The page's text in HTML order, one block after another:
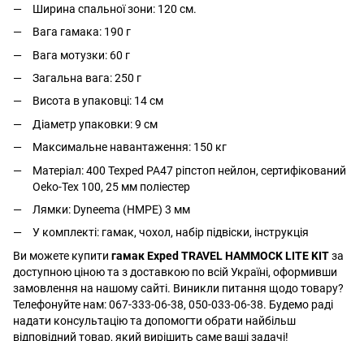
Ширина спальної зони: 120 см.
Вага гамака: 190 г
Вага мотузки: 60 г
Загальна вага: 250 г
Висота в упаковці: 14 см
Діаметр упаковки: 9 см
Максимальне навантаження: 150 кг
Матеріал: 400 Texped PA47 ріпстоп нейлон, сертифікований
Oeko-Тех 100, 25 мм поліестер
Лямки: Dyneema (НМРЕ) 3 мм
У комплекті: гамак, чохол, набір підвіски, інструкція
Ви можете купити гамак Exped TRAVEL HAMMOCK LITE KITза
доступною ціною та з доставкою по всій Україні, оформивши
замовлення на нашому сайті. Виникли питання щодо товару?
Телефонуйте нам: 067-333-06-38, 050-033-06-38. Будемо раді
надати консультацію та допомогти обрати найбільш
відповідний товар, який вирішить саме ваші задачі!